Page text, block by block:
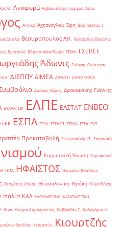
Θ. Αναφορά Αρβανιτίδης Γιώργος Ασία
Αττική Αχτσιόγλου Έφη ΒΕΘ Βέττας Ι.
Βεσυρόπουλος Απ. Βιλιάρδος Βασίλης
Βρετανία Βόρεια Μακεδονία ΓΕΜΗ ΓΣΕΒΕΕ
Άδωνις Γιάννης Θεοτοκάς
ΔΙΕΠΠΥ ΔΙΜΕΑ ΔΙΥΛΙΣΗ ΔΙΥΛΙΣΤΗΡΙΑ
Δούκας Χάρης Δρακακάκης Γιάννης
ΕΛΛΑΚΤΩΡ ΕΛΠΕ ΕΛΣΤΑΤ ΕΝΒΕΘ
ΕΣΠΑ ΕΣΥΔ ΕΤΕΑΕΠ ΕΤΕΚΑ ΕΤΕπ ΕΥΠ
Προκαταβολή Επιτροπάκης Π. Επιτροπή
Ευρωπαϊκή Ένωση Ευρωπαϊκό
ΗΠΑ ΗΦΑΙΣΤΟΣ Ηνωμένο Βασίλειο
Θεοχάρης Χάρης Θεσσαλονίκη Θράκη Θωμαδάκης
Ιταλία ΚΑΔ ΚΑΘΗΜΕΡΙΝΗ ΚΑΝΟΝΙΣΤΙΚΗ
Κίνα Κίνημα Δημοκρατίας Καββαθάς Γ. Καλογήρου Ι.
Βασίλης Κερατσίνι
Κιουρτζής